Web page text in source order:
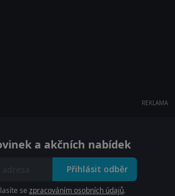
REKLAMA
a akčních nabídek
Přihlásit odběr
se zpracováním osobních údajů.